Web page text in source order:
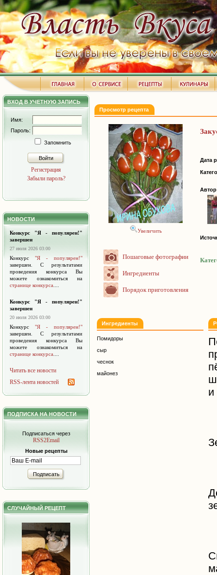
ВХОД В УЧЕТНУЮ ЗАПИСЬ
Имя:
Пароль:
Запомнить
Войти
Регистрация
Забыли пароль?
НОВОСТИ
Конкурс "Я - популярен!"
завершен
27 июля 2026 03:00
Конкурс "Я - популярен!"
завершен. С результатами
проведения конкурса Вы
можете ознакомиться на
странице конкурса
Конкурс "Я - популярен!"
завершен
20 июля 2026 03:00
Конкурс "Я - популярен!"
завершен. С результатами
проведения конкурса Вы
можете ознакомиться на
странице конкурса
Читать все новости
RSS-лента новостей
ПОДПИСКА НА НОВОСТИ
Подписаться через
RSS2Email
Новые рецепты
Подписать
СЛУЧАЙНЫЙ РЕЦЕПТ
Просмотр рецепта
Увеличить
Пошаговые фотографии
Ингредиенты
Порядок приготовления
Дата
Ингредиенты
Помидоры
сыр
чеснок
майонез
и